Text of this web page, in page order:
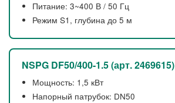
Питание: 3~400 В / 50 Гц
Режим S1, глубина до 5 м
NSPG DF50/400-1.5 (арт. 2469615)
Мощность: 1,5 кВт
Напорный патрубок: DN50